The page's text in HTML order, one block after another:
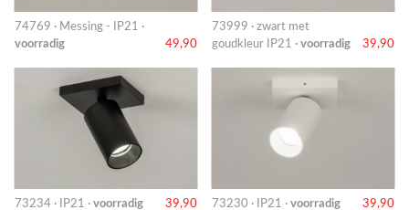
74769 · Messing - IP21 ·
voorradig
49,90
73999 · zwart met
goudkleur IP21 · voorradig 39,90
73234 · IP21 · voorradig 39,90 73230 · IP21 · voorradig 39,90